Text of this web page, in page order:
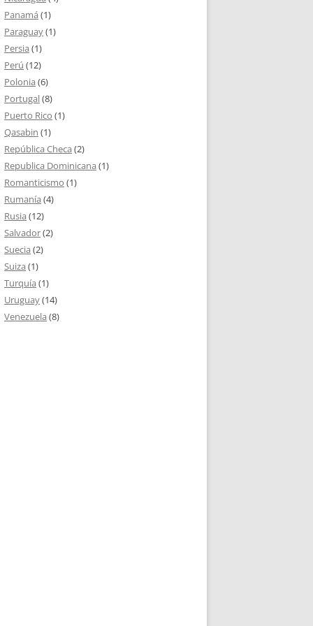
Panamá (1)
Paraguay(1)
Persia (1)
Perú (12)
Polonia (6)
Portugal(8)
Puerto Rico (1)
Qasabin (1)
República Checa (2)
Republica Dominicana (1)
Romanticismo (1)
Rumanía (4)
Rusia (12)
Salvador(2)
Suecia (2)
Suiza (1)
Turquía (1)
Uruguay(14)
Venezuela (8)